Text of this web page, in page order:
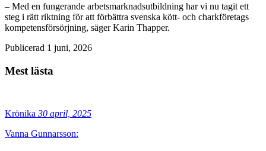
– Med en fungerande arbetsmarknadsutbildning har vi nu tagit ett
steg i rätt riktning för att förbättra svenska kött- och charkföretags
kompetensförsörjning, säger Karin Thapper.
Publicerad 1 juni, 2026
Mest lästa
Krönika 30 april, 2025
Vanna Gunnarsson: